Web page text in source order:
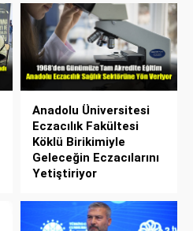
Anadolu Üniversitesi
Eczacılık Fakültesi
Köklü Birikimiyle
Geleceğin Eczacılarını
Yetiştiriyor